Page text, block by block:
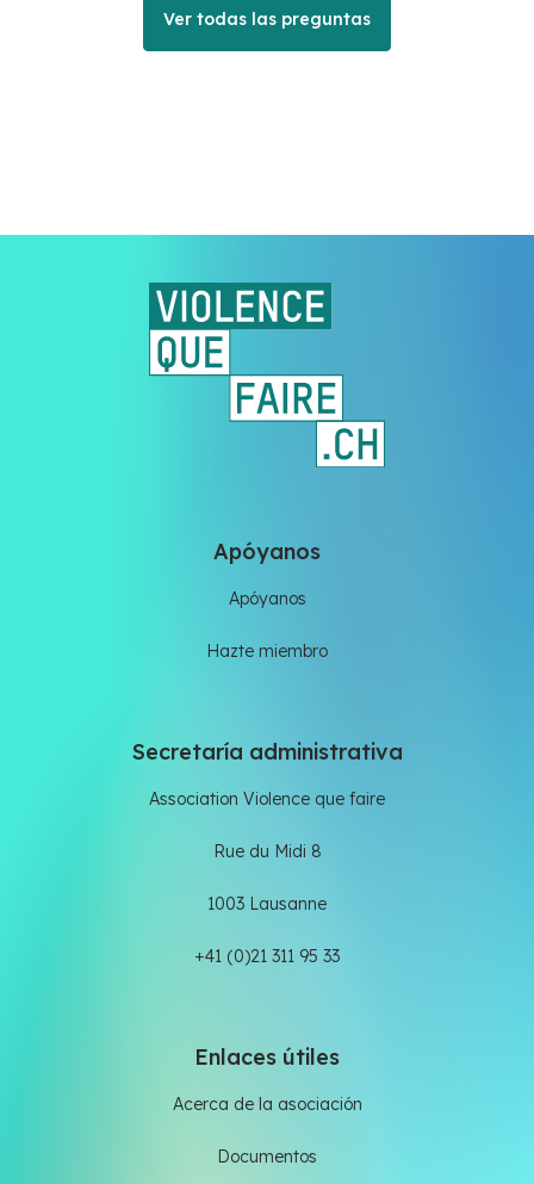
Ver todas las preguntas
Apóyanos
Apóyanos
Hazte miembro
Secretaría administrativa
Association Violence que faire
Rue du Midi 8
1003 Lausanne
+41 (0)21 311 95 33
Enlaces útiles
Acerca de la asociación
Documentos